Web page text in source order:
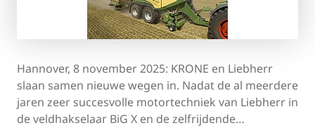
Hannover, 8 november 2025: KRONE en Liebherr
slaan samen nieuwe wegen in. Nadat de al meerdere
jaren zeer succesvolle motortechniek van Liebherr in
de veldhakselaar BiG X en de zelfrijdende…